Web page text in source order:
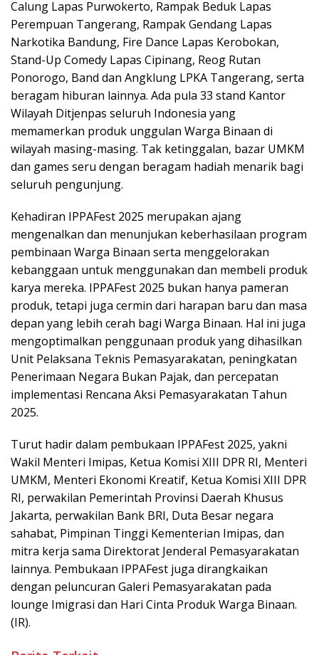
Calung Lapas Purwokerto, Rampak Beduk Lapas
Perempuan Tangerang, Rampak Gendang Lapas
Narkotika Bandung, Fire Dance Lapas Kerobokan,
Stand-Up Comedy Lapas Cipinang, Reog Rutan
Ponorogo, Band dan Angklung LPKA Tangerang, serta
beragam hiburan lainnya. Ada pula 33 stand Kantor
Wilayah Ditjenpas seluruh Indonesia yang
memamerkan produk unggulan Warga Binaan di
wilayah masing-masing. Tak ketinggalan, bazar UMKM
dan games seru dengan beragam hadiah menarik bagi
seluruh pengunjung.
Kehadiran IPPAFest 2025 merupakan ajang
mengenalkan dan menunjukan keberhasilaan program
pembinaan Warga Binaan serta menggelorakan
kebanggaan untuk menggunakan dan membeli produk
karya mereka. IPPAFest 2025 bukan hanya pameran
produk, tetapi juga cermin dari harapan baru dan masa
depan yang lebih cerah bagi Warga Binaan. Hal ini juga
mengoptimalkan penggunaan produk yang dihasilkan
Unit Pelaksana Teknis Pemasyarakatan, peningkatan
Penerimaan Negara Bukan Pajak, dan percepatan
implementasi Rencana Aksi Pemasyarakatan Tahun
2025.
Turut hadir dalam pembukaan IPPAFest 2025, yakni
Wakil Menteri Imipas, Ketua Komisi XIII DPR RI, Menteri
UMKM, Menteri Ekonomi Kreatif, Ketua Komisi XIII DPR
RI, perwakilan Pemerintah Provinsi Daerah Khusus
Jakarta, perwakilan Bank BRI, Duta Besar negara
sahabat, Pimpinan Tinggi Kementerian Imipas, dan
mitra kerja sama Direktorat Jenderal Pemasyarakatan
lainnya. Pembukaan IPPAFest juga dirangkaikan
dengan peluncuran Galeri Pemasyarakatan pada
lounge Imigrasi dan Hari Cinta Produk Warga Binaan.
(IR).